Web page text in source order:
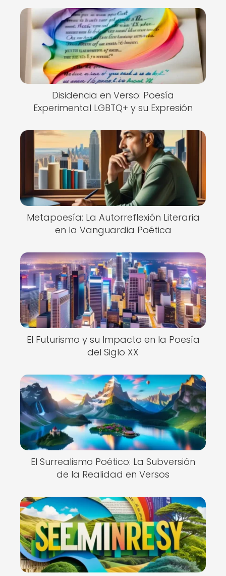
Disidencia en Verso: Poesía
Experimental LGBTQ+ y su Expresión
Metapoesía: La Autorreflexión Literaria
en la Vanguardia Poética
El Futurismo y su Impacto en la Poesía
del Siglo XX
El Surrealismo Poético: La Subversión
de la Realidad en Versos